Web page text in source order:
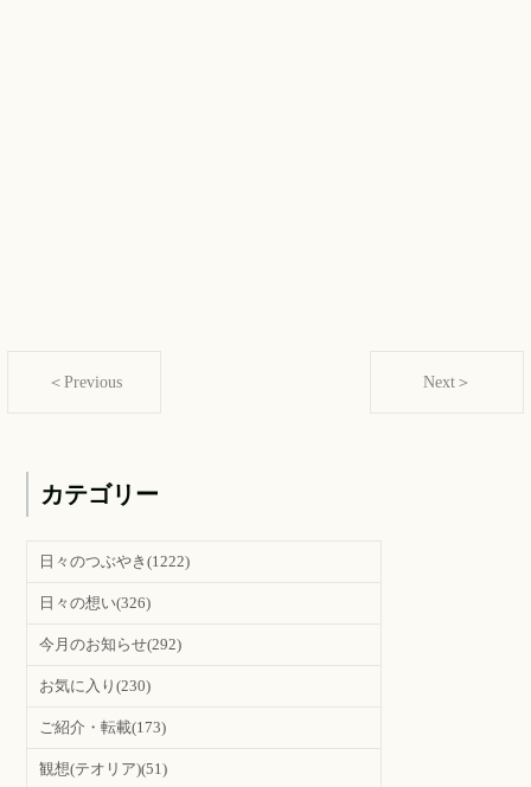
＜Previous Next＞
カテゴリー
日々のつぶやき(1222)
日々の想い(326)
今月のお知らせ(292)
お気に入り(230)
ご紹介・転載(173)
観想(テオリア)(51)